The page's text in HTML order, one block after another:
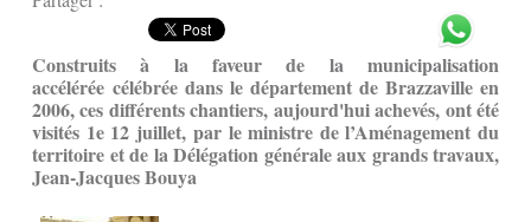
Construits à la faveur de la municipalisation
accélérée célébrée dans le département de Brazzaville en
2006, ces différents chantiers, aujourd'hui achevés, ont été
visités 1e 12 juillet, par le ministre de l’Aménagement du
territoire et de la Délégation générale aux grands travaux,
Jean-Jacques Bouya